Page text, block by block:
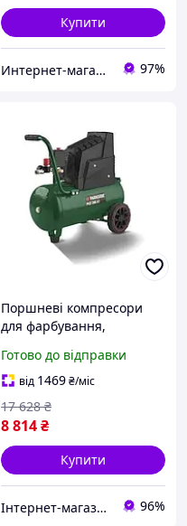
Купити
Интернет-магазин "АТМ" 97%
Поршневі компресори
для фарбування,
поршневий, Побутовий
компресор д Доставка по
Україні
Готово до відправки
від 1469₴/міс
8 814₴
17 628 ₴
Купити
Інтернет-магазин "Little Sam" 96%